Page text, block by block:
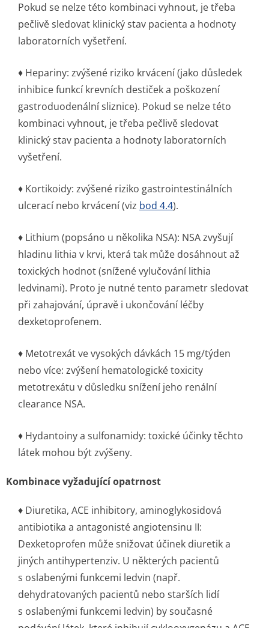
Pokud se nelze této kombinaci vyhnout, je třeba
pečlivě sledovat klinický stav pacienta a hodnoty
laboratorních vyšetření.
♦ Hepariny: zvýšené riziko krvácení (jako důsledek
inhibice funkcí krevních destiček a poškození
gastroduodenální sliznice). Pokud se nelze této
kombinaci vyhnout, je třeba pečlivě sledovat
klinický stav pacienta a hodnoty laboratorních
vyšetření.
♦ Kortikoidy: zvýšené riziko gastrointesti­nálních
ulcerací nebo krvácení (viz bod 4.4).
♦ Lithium (popsáno u několika NSA): NSA zvyšují
hladinu lithia v krvi, která tak může dosáhnout až
toxických hodnot (snížené vylučování lithia
ledvinami). Proto je nutné tento parametr sledovat
při zahajování, úpravě i ukončování léčby
dexketoprofenem.
♦ Metotrexát ve vysokých dávkách 15 mg/týden
nebo více: zvýšení hematologické toxicity
metotrexátu v důsledku snížení jeho renální
clearance NSA.
♦ Hydantoiny a sulfonamidy: toxické účinky těchto
látek mohou být zvýšeny.
Kombinace vyžadující opatrnost
♦ Diuretika, ACE inhibitory, aminoglykosidová
antibiotika a antagonisté angiotensinu II:
Dexketoprofen může snižovat účinek diuretik a
jiných antihypertenziv. U některých pacientů
s oslabenými funkcemi ledvin (např.
dehydratovaných pacientů nebo starších lidí
s oslabenými funkcemi ledvin) by současné